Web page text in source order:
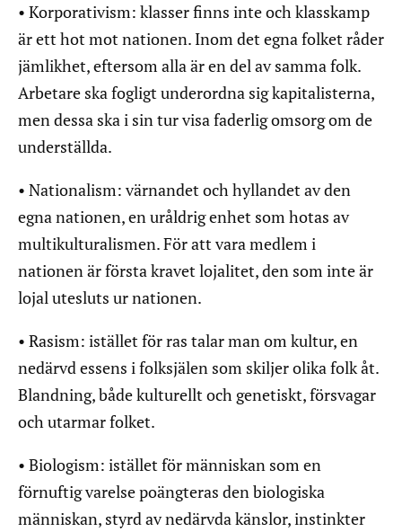
• Korporativism: klasser finns inte och klasskamp
är ett hot mot nationen. Inom det egna folket råder
jämlikhet, eftersom alla är en del av samma folk.
Arbetare ska fogligt underordna sig kapitalisterna,
men dessa ska i sin tur visa faderlig omsorg om de
underställda.
• Nationalism: värnandet och hyllandet av den
egna nationen, en uråldrig enhet som hotas av
multikulturalismen. För att vara medlem i
nationen är första kravet lojalitet, den som inte är
lojal utesluts ur nationen.
• Rasism: istället för ras talar man om kultur, en
nedärvd essens i folksjälen som skiljer olika folk åt.
Blandning, både kulturellt och genetiskt, försvagar
och utarmar folket.
• Biologism: istället för människan som en
förnuftig varelse poängteras den biologiska
människan, styrd av nedärvda känslor, instinkter